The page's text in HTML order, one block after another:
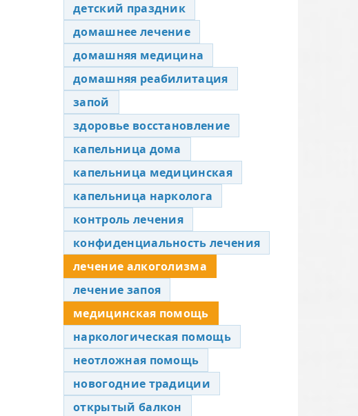
детский праздник
домашнее лечение
домашняя медицина
домашняя реабилитация
запой
здоровье восстановление
капельница дома
капельница медицинская
капельница нарколога
контроль лечения
конфиденциальность лечения
лечение алкоголизма
лечение запоя
медицинская помощь
наркологическая помощь
неотложная помощь
новогодние традиции
открытый балкон